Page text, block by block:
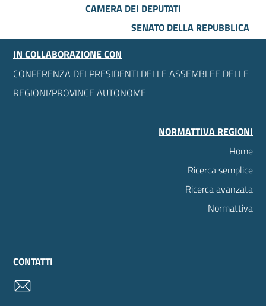
CAMERA DEI DEPUTATI
SENATO DELLA REPUBBLICA
IN COLLABORAZIONE CON
CONFERENZA DEI PRESIDENTI DELLE ASSEMBLEE DELLE
REGIONI/PROVINCE AUTONOME
NORMATTIVA REGIONI
Home
Ricerca semplice
Ricerca avanzata
Normattiva
CONTATTI